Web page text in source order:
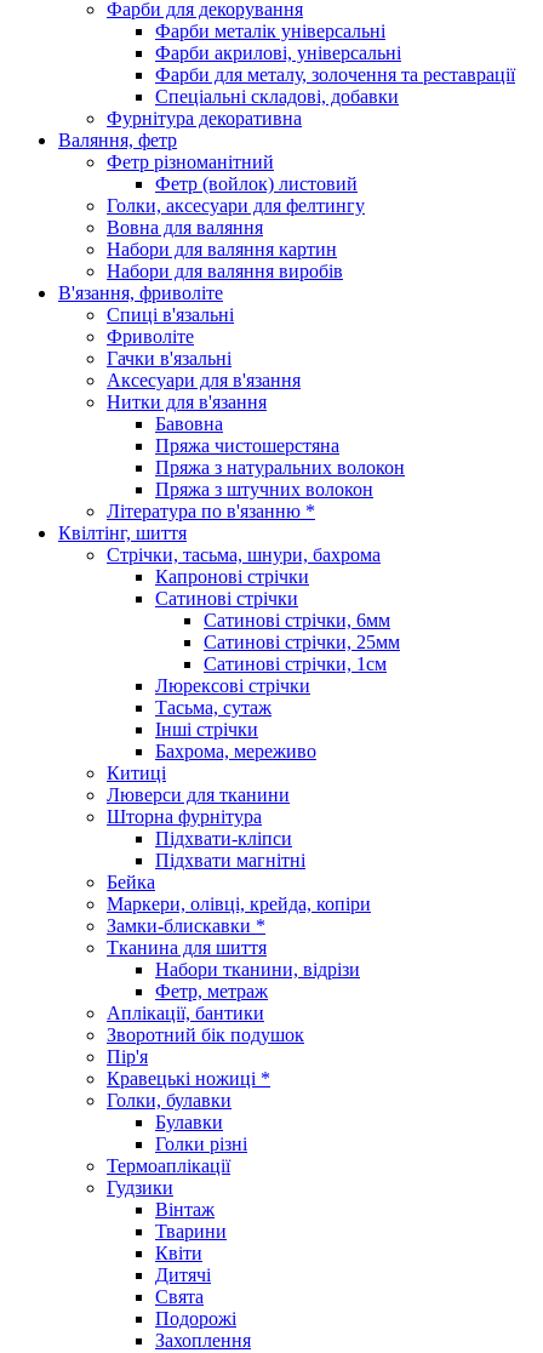
Фарби для декорування
Фарби металік універсальні
Фарби акрилові, універсальні
Фарби для металу, золочення та реставрації
Спеціальні складові, добавки
Фурнітура декоративна
Валяння, фетр
Фетр різноманітний
Фетр (войлок) листовий
Голки, аксесуари для фелтингу
Вовна для валяння
Набори для валяння картин
Набори для валяння виробів
В'язання, фриволіте
Спиці в'язальні
Фриволіте
Гачки в'язальні
Аксесуари для в'язання
Нитки для в'язання
Бавовна
Пряжа чистошерстяна
Пряжа з натуральних волокон
Пряжа з штучних волокон
Література по в'язанню *
Квілтінг, шиття
Стрічки, тасьма, шнури, бахрома
Капронові стрічки
Сатинові стрічки
Сатинові стрічки, 6мм
Сатинові стрічки, 25мм
Сатинові стрічки, 1см
Люрексові стрічки
Тасьма, сутаж
Інші стрічки
Бахрома, мереживо
Китиці
Люверси для тканини
Шторна фурнітура
Підхвати-кліпси
Підхвати магнітні
Бейка
Маркери, олівці, крейда, копіри
Замки-блискавки *
Тканина для шиття
Набори тканини, відрізи
Фетр, метраж
Аплікації, бантики
Зворотний бік подушок
Пір'я
Кравецькі ножиці *
Голки, булавки
Булавки
Голки різні
Термоаплікації
Гудзики
Вінтаж
Тварини
Квіти
Дитячі
Свята
Подорожі
Захоплення